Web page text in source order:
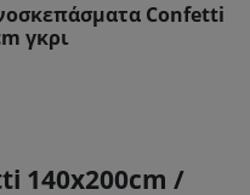
Confetti
γκρι
140x200cm /